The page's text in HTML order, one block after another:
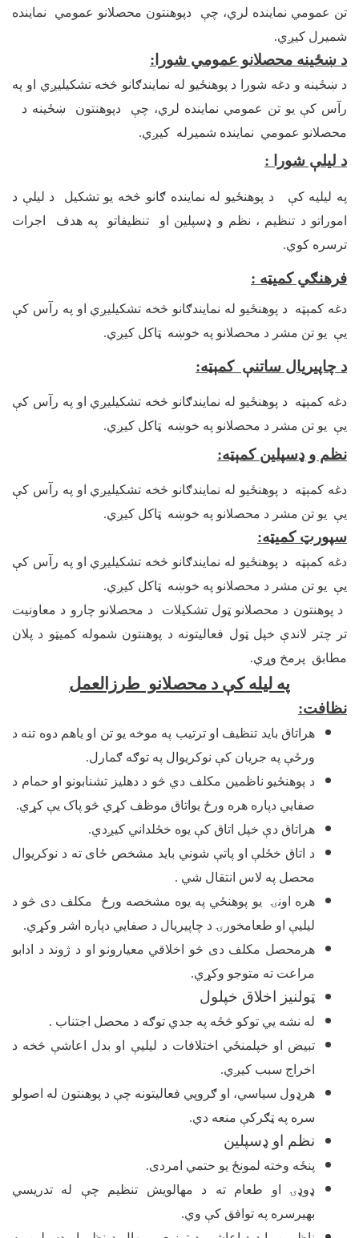
تن عمومي نماینده لري، چې دپوهنتون محصلانو عمومي نماینده
شمیرل کیږي.
د ښځینه محصلانو عمومي شورا :
د ښځينه و دغه شورا د پوهنځيو له نمایندګانو څخه تشکیلیږي او په
رآس کې یو تن عمومي نماینده لري، چې دپوهنتون ښځینه د
محصلانو عمومي نماینده شمیرله کیږي.
د لیلې شورا :
په لیلیه کې د پوهنځيو له نماینده ګانو څخه یو تشکیل د لیلې د
اموراتو د تنظیم ، نظم و ډسپلین او تنظیفاتو په هدف اجرات
ترسره کوي.
فرهنګي کميټه :
دغه کمېټه د پوهنځيو له نمایندګانو څخه تشکیلیږي او په رآس کې
یې یو تن مشر د محصلانو په خوښه ټاکل کیږي.
د چاپیریال ساتنې کمېټه:
دغه کمېټه د پوهنځيو له نمایندګانو څخه تشکیلیږي او په رآس کې
یې یو تن مشر د محصلانو په خوښه ټاکل کیږي.
نظم و ډسپلین کمېټه:
دغه کمېټه د پوهنځيو له نمایندګانو څخه تشکیلیږي او په رآس کې
یې یو تن مشر د محصلانو په خوښه ټاکل کیږي.
سپورټ کمیټه:
دغه کمېټه د پوهنځيو له نمایندګانو څخه تشکیلیږي او په رآس کې
یې یو تن مشر د محصلانو په خوښه ټاکل کیږي.
د پوهنتون د محصلانو ټول تشکیلات د محصلانو چارو د معاونیت
تر چتر لاندې خپل ټول فعالیتونه د پوهنتون شموله کميټو د پلان
مطابق پرمخ وړي.
په لیله کې د محصلانو طرزالعمل
نظافت:
هراتاق باید تنظیف او ترتیب په موخه یو تن او یاهم دوه تنه د
ورځې په جریان کې نوکریوال په توګه ګمارل.
د پوهنځیو ناظمین مکلف دي څو د دهلیز تشنابونو او حمام د
صفایي دپاره هره ورځ یواتاق موظف کړي څو پاک یې کړي.
هراتاق دې خپل اتاق کې یوه خځلداني کیږدي.
د اتاق خځلې او پاتې شوني باید مشخص ځای ته د نوکریوال
محصل په لاس انتقال شي .
هره اونۍ یو پوهنځي په یوه مشخصه ورځ مکلف دی څو د
لیلیې او طعامخورۍ د چاپیریال د صفایي دپاره اشر وکړي.
هرمحصل مکلف دی څو اخلاقي معیارونو او د ژوند د ادابو
مراعت ته متوجو وکړي.
ټولنیز اخلاق خپلول
له نشه یي توکو څځه په جدي توګه د محصل اجتناب .
تبیض او خپلمنځي اختلافات د لیلیې او بدل اعاشې څخه د
اخراج سبب کیږي.
هرډول سیاسي، او ګروپي فعالیتونه چې د پوهنتون له اصولو
سره په ټګرکې منعه دي.
نظم او ډسپلین
پنځه وخته لمونځ یو حتمي امردی.
ډوډۍ او طعام ته د مهالویش تنظیم چې له تدریسي
بهیرسره په توافق کې وي.